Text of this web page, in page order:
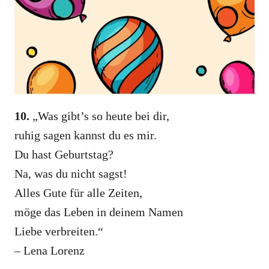
10. „Was gibt’s so heute bei dir,
ruhig sagen kannst du es mir.
Du hast Geburtstag?
Na, was du nicht sagst!
Alles Gute für alle Zeiten,
möge das Leben in deinem Namen
Liebe verbreiten.“
– Lena Lorenz